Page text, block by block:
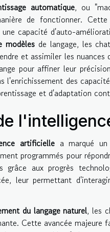
automatique, ou
de fonctionner.
capacité d'auto-
modèles de langage, les
et assimiler les
pour affiner leur
l'enrichissement des
et d'adaptation
artificiellea marqué un
programmés pour
grâce aux progrès
leur permettant
du langage naturel, les
Cette avancée majeure